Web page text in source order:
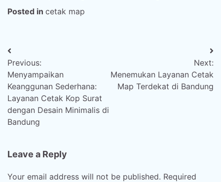
Posted in cetak map
Post
navigation
Previous:
Menyampaikan
Keanggunan Sederhana:
Layanan Cetak Kop Surat
dengan Desain Minimalis di
Bandung
Next:
Menemukan Layanan Cetak
Map Terdekat di Bandung
Leave a Reply
Your email address will not be published. Required